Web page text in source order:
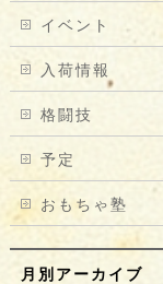
イベント
入荷情報
格闘技
予定
おもちゃ塾
月別アーカイブ